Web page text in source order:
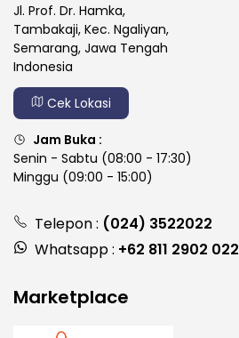
Jl. Prof. Dr. Hamka,
Tambakaji, Kec. Ngaliyan,
Semarang, Jawa Tengah
Indonesia
Cek Lokasi
Jam Buka :
Senin - Sabtu (08:00 - 17:30)
Minggu (09:00 - 15:00)
Telepon : (024) 3522022
Whatsapp : +62 811 2902 022
Marketplace